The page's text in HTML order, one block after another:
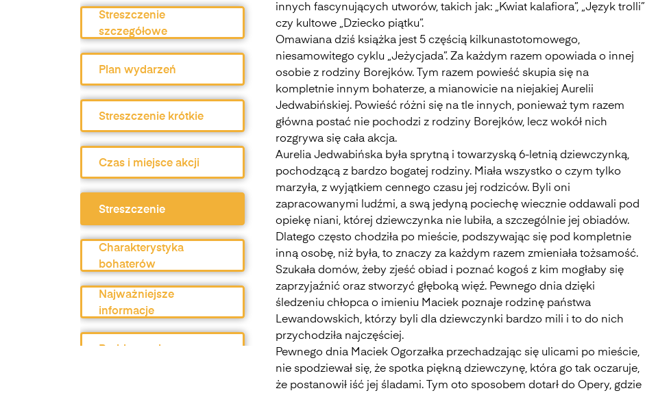
Streszczenie
szczegółowe
Plan wydarzeń
Streszczenie krótkie
Czas i miejsce akcji
Streszczenie
Charakterystyka
bohaterów
Najważniejsze
informacje
innych fascynujących utworów, takich jak: „Kwiat kalafiora”, „Język trolli”
czy kultowe „Dziecko piątku”.
Omawiana dziś książka jest 5 częścią kilkunastotomowego,
niesamowitego cyklu „Jeżycjada”. Za każdym razem opowiada o innej
osobie z rodziny Borejków. Tym razem powieść skupia się na
kompletnie innym bohaterze, a mianowicie na niejakiej Aurelii
Jedwabińskiej. Powieść różni się na tle innych, ponieważ tym razem
główna postać nie pochodzi z rodziny Borejków, lecz wokół nich
rozgrywa się cała akcja.
Aurelia Jedwabińska była sprytną i towarzyską 6-letnią dziewczynką,
pochodzącą z bardzo bogatej rodziny. Miała wszystko o czym tylko
marzyła, z wyjątkiem cennego czasu jej rodziców. Byli oni
zapracowanymi ludźmi, a swą jedyną pociechę wiecznie oddawali pod
opiekę niani, której dziewczynka nie lubiła, a szczególnie jej obiadów.
Dlatego często chodziła po mieście, podszywając się pod kompletnie
inną osobę, niż była, to znaczy za każdym razem zmieniała tożsamość.
Szukała domów, żeby zjeść obiad i poznać kogoś z kim mogłaby się
zaprzyjaźnić oraz stworzyć głęboką więź. Pewnego dnia dzięki
śledzeniu chłopca o imieniu Maciek poznaje rodzinę państwa
Lewandowskich, którzy byli dla dziewczynki bardzo mili i to do nich
przychodziła najczęściej.
Pewnego dnia Maciek Ogorzałka przechadzając się ulicami po mieście,
nie spodziewał się, że spotka piękną dziewczynę, która go tak oczaruje,
że postanowił iść jej śladami. Tym oto sposobem dotarł do Opery, gdzie